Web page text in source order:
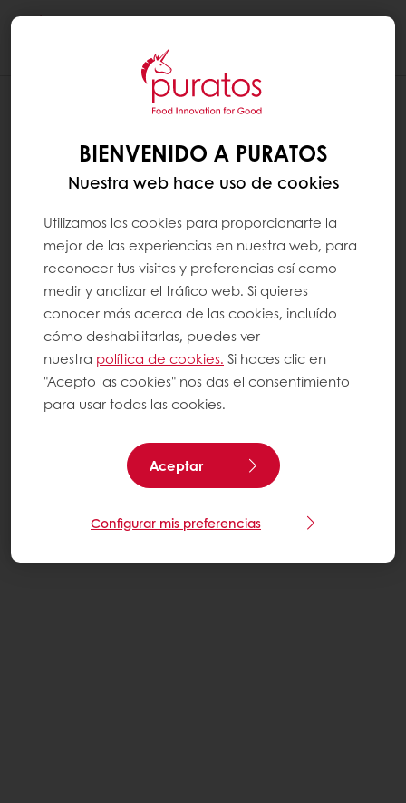
BIENVENIDO A PURATOS
Nuestra web hace uso de cookies
Utilizamos las cookies para proporcionarte la
mejor de las experiencias en nuestra web, para
reconocer tus visitas y preferencias así como
medir y analizar el tráfico web. Si quieres
conocer más acerca de las cookies, incluído
cómo deshabilitarlas, puedes ver
nuestra política de cookies. Si haces clic en
"Acepto las cookies" nos das el consentimiento
para usar todas las cookies.
Aceptar
Configurar mis preferencias